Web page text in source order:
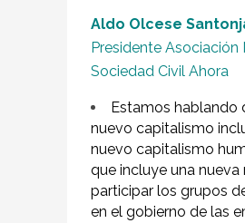
Aldo Olcese
Presidente Asociación
Sociedad Civil Ahora
Estamos hablando
nuevo capitalismo
nuevo capitalismo
que incluye una nueva
participar los grupos
en el gobierno de las